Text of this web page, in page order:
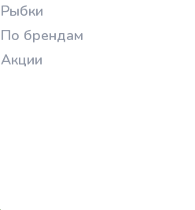
Рыбки
По брендам
Акции